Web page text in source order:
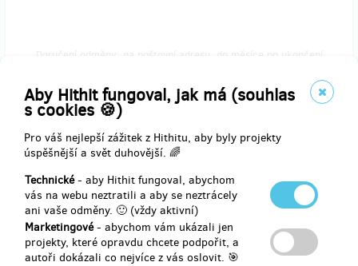
Aby Hithit fungoval, jak má (souhlas
s cookies 🍪)
Pro váš nejlepší zážitek z Hithitu, aby byly projekty
úspěšnější a svět duhovější. 🌈
Technické- aby Hithit fungoval, abychom
vás na webu neztratili a aby se neztrácely
ani vaše odměny. 🙂 (vždy aktivní)
Marketingové- abychom vám ukázali jen
projekty, které opravdu chcete podpořit, a
autoři dokázali co nejvíce z vás oslovit. 🎯
Doručení odměny: na poštovní adresu, do měsíce po ukončení
647 Kč
Kalendář s hodinou online tréninku
Kalendář Vám doručíme na Vaši adresu. Poděkujeme Vám a navíc
budete mít možnost si se mnou zacvičit. Pokud jste z Ústí nad
Labem, ráda Vás přivítám v našem centru osobně, až to bude
možné.